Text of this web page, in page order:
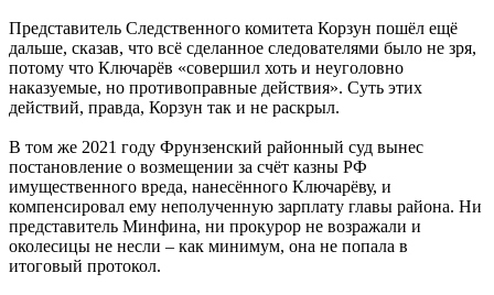
Представитель Следственного комитета Корзун пошёл ещё
дальше, сказав, что всё сделанное следователями было не зря,
потому что Ключарёв «совершил хоть и неуголовно
наказуемые, но противоправные действия». Суть этих
действий, правда, Корзун так и не раскрыл.
В том же 2021 году Фрунзенский районный суд вынес
постановление о возмещении за счёт казны РФ
имущественного вреда, нанесённого Ключарёву, и
компенсировал ему неполученную зарплату главы района. Ни
представитель Минфина, ни прокурор не возражали и
околесицы не несли – как минимум, она не попала в
итоговый протокол.